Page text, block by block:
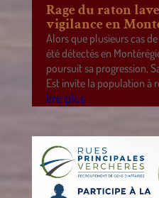
Rage du raton
vigilance en
Alors que plusieurs cas
été détectés en
poursuit sa progression,
Est invite la population à
lire plus